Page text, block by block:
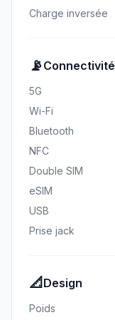
Charge inversée
📡 Connectivité
5G
Wi-Fi
Bluetooth
NFC
Double SIM
eSIM
USB
Prise jack
📐 Design
Poids